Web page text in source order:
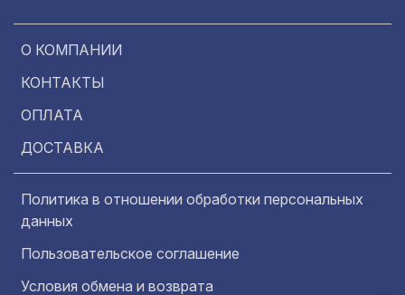
О КОМПАНИИ
КОНТАКТЫ
ОПЛАТА
ДОСТАВКА
Политика в отношении обработки персональных
данных
Пользовательское соглашение
Условия обмена и возврата